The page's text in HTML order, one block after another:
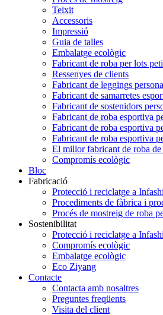
Teixit
Accessoris
Impressió
Guia de talles
Embalatge ecològic
Fabricant de roba per lots
Ressenyes de clients
Fabricant de leggings
Fabricant de samarretes
Fabricant de sostenidors
Fabricant de roba esportiva
Fabricant de roba esportiva
Fabricant de roba esportiva
El millor fabricant de roba de
Compromís ecològic
Bloc
Fabricació
Protecció i reciclatge a
Procediments de fàbrica i
Procés de mostreig de roba
Sostenibilitat
Protecció i reciclatge a
Compromís ecològic
Embalatge ecològic
Eco Ziyang
Contacte
Contacta amb nosaltres
Preguntes freqüents
Visita del client